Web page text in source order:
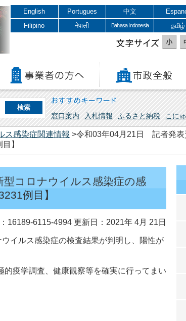
English Portugues 中文
Filipino
नेपाली Bahasa Indonesia தமிழ்
文字サイズ
おすすめキーワード
窓口案内 入札情報 ふるさと納税 こに
ス感染症関連情報 >令和03年04月21日 記者発
】
コロナウイルス感染症の感
例目】
16189-6115-4994 更新日：2021年 4月 21日
イルス感染症の検査結果が判明し、陽性が
疫学調査、健康観察等を確実に行ってまい